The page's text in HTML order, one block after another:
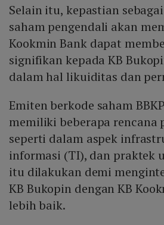
Selain itu, kepastian
saham pengendali akan
Kookmin Bank dapat
signifikan kepada KB
dalam hal likuiditas dan
Emiten berkode saham
memiliki beberapa rencana
seperti dalam aspek
informasi (TI), dan praktek
itu dilakukan demi
KB Bukopin dengan KB
lebih baik.